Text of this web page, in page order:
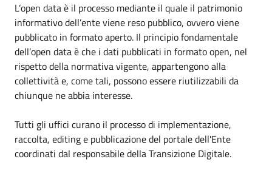
L’open data è il processo mediante il quale il patrimonio
informativo dell’ente viene reso pubblico, ovvero viene
pubblicato in formato aperto. Il principio fondamentale
dell’open data è che i dati pubblicati in formato open, nel
rispetto della normativa vigente, appartengono alla
collettività e, come tali, possono essere riutilizzabili da
chiunque ne abbia interesse.
Tutti gli uffici curano il processo di implementazione,
raccolta, editing e pubblicazione del portale dell'Ente
coordinati dal responsabile della Transizione Digitale.